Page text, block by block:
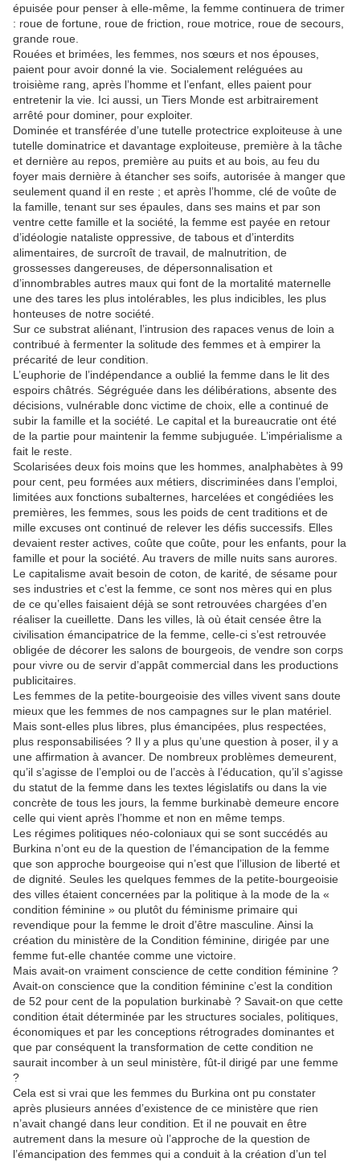
épuisée pour penser à elle-même, la femme continuera de trimer
: roue de fortune, roue de friction, roue motrice, roue de secours,
grande roue.
Rouées et brimées, les femmes, nos sœurs et nos épouses,
paient pour avoir donné la vie. Socialement reléguées au
troisième rang, après l’homme et l’enfant, elles paient pour
entretenir la vie. Ici aussi, un Tiers Monde est arbitrairement
arrêté pour dominer, pour exploiter.
Dominée et transférée d’une tutelle protectrice exploiteuse à une
tutelle dominatrice et davantage exploiteuse, première à la tâche
et dernière au repos, première au puits et au bois, au feu du
foyer mais dernière à étancher ses soifs, autorisée à manger que
seulement quand il en reste ; et après l’homme, clé de voûte de
la famille, tenant sur ses épaules, dans ses mains et par son
ventre cette famille et la société, la femme est payée en retour
d’idéologie nataliste oppressive, de tabous et d’interdits
alimentaires, de surcroît de travail, de malnutrition, de
grossesses dangereuses, de dépersonnalisation et
d’innombrables autres maux qui font de la mortalité maternelle
une des tares les plus intolérables, les plus indicibles, les plus
honteuses de notre société.
Sur ce substrat aliénant, l’intrusion des rapaces venus de loin a
contribué à fermenter la solitude des femmes et à empirer la
précarité de leur condition.
L’euphorie de l’indépendance a oublié la femme dans le lit des
espoirs châtrés. Ségréguée dans les délibérations, absente des
décisions, vulnérable donc victime de choix, elle a continué de
subir la famille et la société. Le capital et la bureaucratie ont été
de la partie pour maintenir la femme subjuguée. L’impérialisme a
fait le reste.
Scolarisées deux fois moins que les hommes, analphabètes à 99
pour cent, peu formées aux métiers, discriminées dans l’emploi,
limitées aux fonctions subalternes, harcelées et congédiées les
premières, les femmes, sous les poids de cent traditions et de
mille excuses ont continué de relever les défis successifs. Elles
devaient rester actives, coûte que coûte, pour les enfants, pour la
famille et pour la société. Au travers de mille nuits sans aurores.
Le capitalisme avait besoin de coton, de karité, de sésame pour
ses industries et c’est la femme, ce sont nos mères qui en plus
de ce qu’elles faisaient déjà se sont retrouvées chargées d’en
réaliser la cueillette. Dans les villes, là où était censée être la
civilisation émancipatrice de la femme, celle-ci s’est retrouvée
obligée de décorer les salons de bourgeois, de vendre son corps
pour vivre ou de servir d’appât commercial dans les productions
publicitaires.
Les femmes de la petite-bourgeoisie des villes vivent sans doute
mieux que les femmes de nos campagnes sur le plan matériel.
Mais sont-elles plus libres, plus émancipées, plus respectées,
plus responsabilisées ? Il y a plus qu’une question à poser, il y a
une affirmation à avancer. De nombreux problèmes demeurent,
qu’il s’agisse de l’emploi ou de l’accès à l’éducation, qu’il s’agisse
du statut de la femme dans les textes législatifs ou dans la vie
concrète de tous les jours, la femme burkinabè demeure encore
celle qui vient après l’homme et non en même temps.
Les régimes politiques néo-coloniaux qui se sont succédés au
Burkina n’ont eu de la question de l’émancipation de la femme
que son approche bourgeoise qui n’est que l’illusion de liberté et
de dignité. Seules les quelques femmes de la petite-bourgeoisie
des villes étaient concernées par la politique à la mode de la «
condition féminine » ou plutôt du féminisme primaire qui
revendique pour la femme le droit d’être masculine. Ainsi la
création du ministère de la Condition féminine, dirigée par une
femme fut-elle chantée comme une victoire.
Mais avait-on vraiment conscience de cette condition féminine ?
Avait-on conscience que la condition féminine c’est la condition
de 52 pour cent de la population burkinabè ? Savait-on que cette
condition était déterminée par les structures sociales, politiques,
économiques et par les conceptions rétrogrades dominantes et
que par conséquent la transformation de cette condition ne
saurait incomber à un seul ministère, fût-il dirigé par une femme
?
Cela est si vrai que les femmes du Burkina ont pu constater
après plusieurs années d’existence de ce ministère que rien
n’avait changé dans leur condition. Et il ne pouvait en être
autrement dans la mesure où l’approche de la question de
l’émancipation des femmes qui a conduit à la création d’un tel